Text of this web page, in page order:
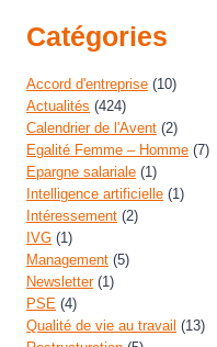
Catégories
Accord d'entreprise (10)
Actualités (424)
Calendrier de l'Avent (2)
Egalité Femme – Homme (7)
Epargne salariale (1)
Intelligence artificielle (1)
Intéressement (2)
IVG (1)
Management (5)
Newsletter(1)
PSE (4)
Qualité de vie au travail (13)